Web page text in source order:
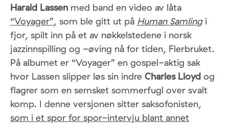
Harald Lassen med band en video av låta
“Voyager”, som ble gitt ut på Human Samling i
fjor, spilt inn på et av nøkkelstedene i norsk
jazzinnspilling og -øving nå for tiden, Flerbruket.
På albumet er “Voyager” en gospel-aktig sak
hvor Lassen slipper løs sin indre Charles Lloyd og
flagrer som en semsket sommerfugl over svalt
komp. I denne versjonen sitter saksofonisten,
som i et spor for spor-intervju blant annet